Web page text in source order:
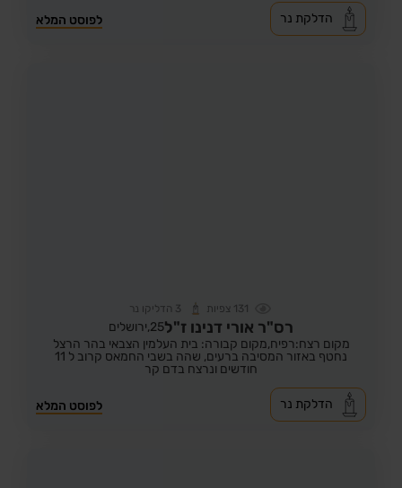
לפוסט המלא הדלקת נר
131 צפיות 3 הדליקו נר
רס"ר אורי דנינו ז"ל25, ירושלים
מקום רצח:רפיח,מקום קבורה: בית העלמין הצבאי בהר הרצל
נחטף באזור המסיבה ברעים, שהה בשבי החמאס קרוב ל 11
חודשים ונרצח בדם קר
לפוסט המלא הדלקת נר